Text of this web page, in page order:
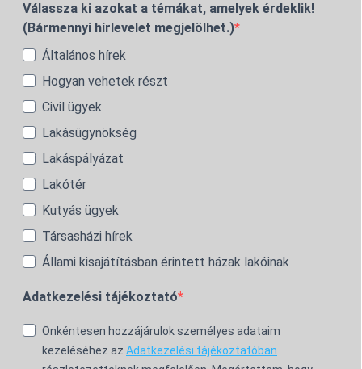
Válassza ki azokat a témákat, amelyek érdeklik!
(Bármennyi hírlevelet megjelölhet.)
Általános hírek
Hogyan vehetek részt
Civil ügyek
Lakásügynökség
Lakáspályázat
Lakótér
Kutyás ügyek
Társasházi hírek
Állami kisajátításban érintett házak lakóinak
Adatkezelési tájékoztató
Önkéntesen hozzájárulok személyes adataim
kezeléséhez az Adatkezelési tájékoztatóban